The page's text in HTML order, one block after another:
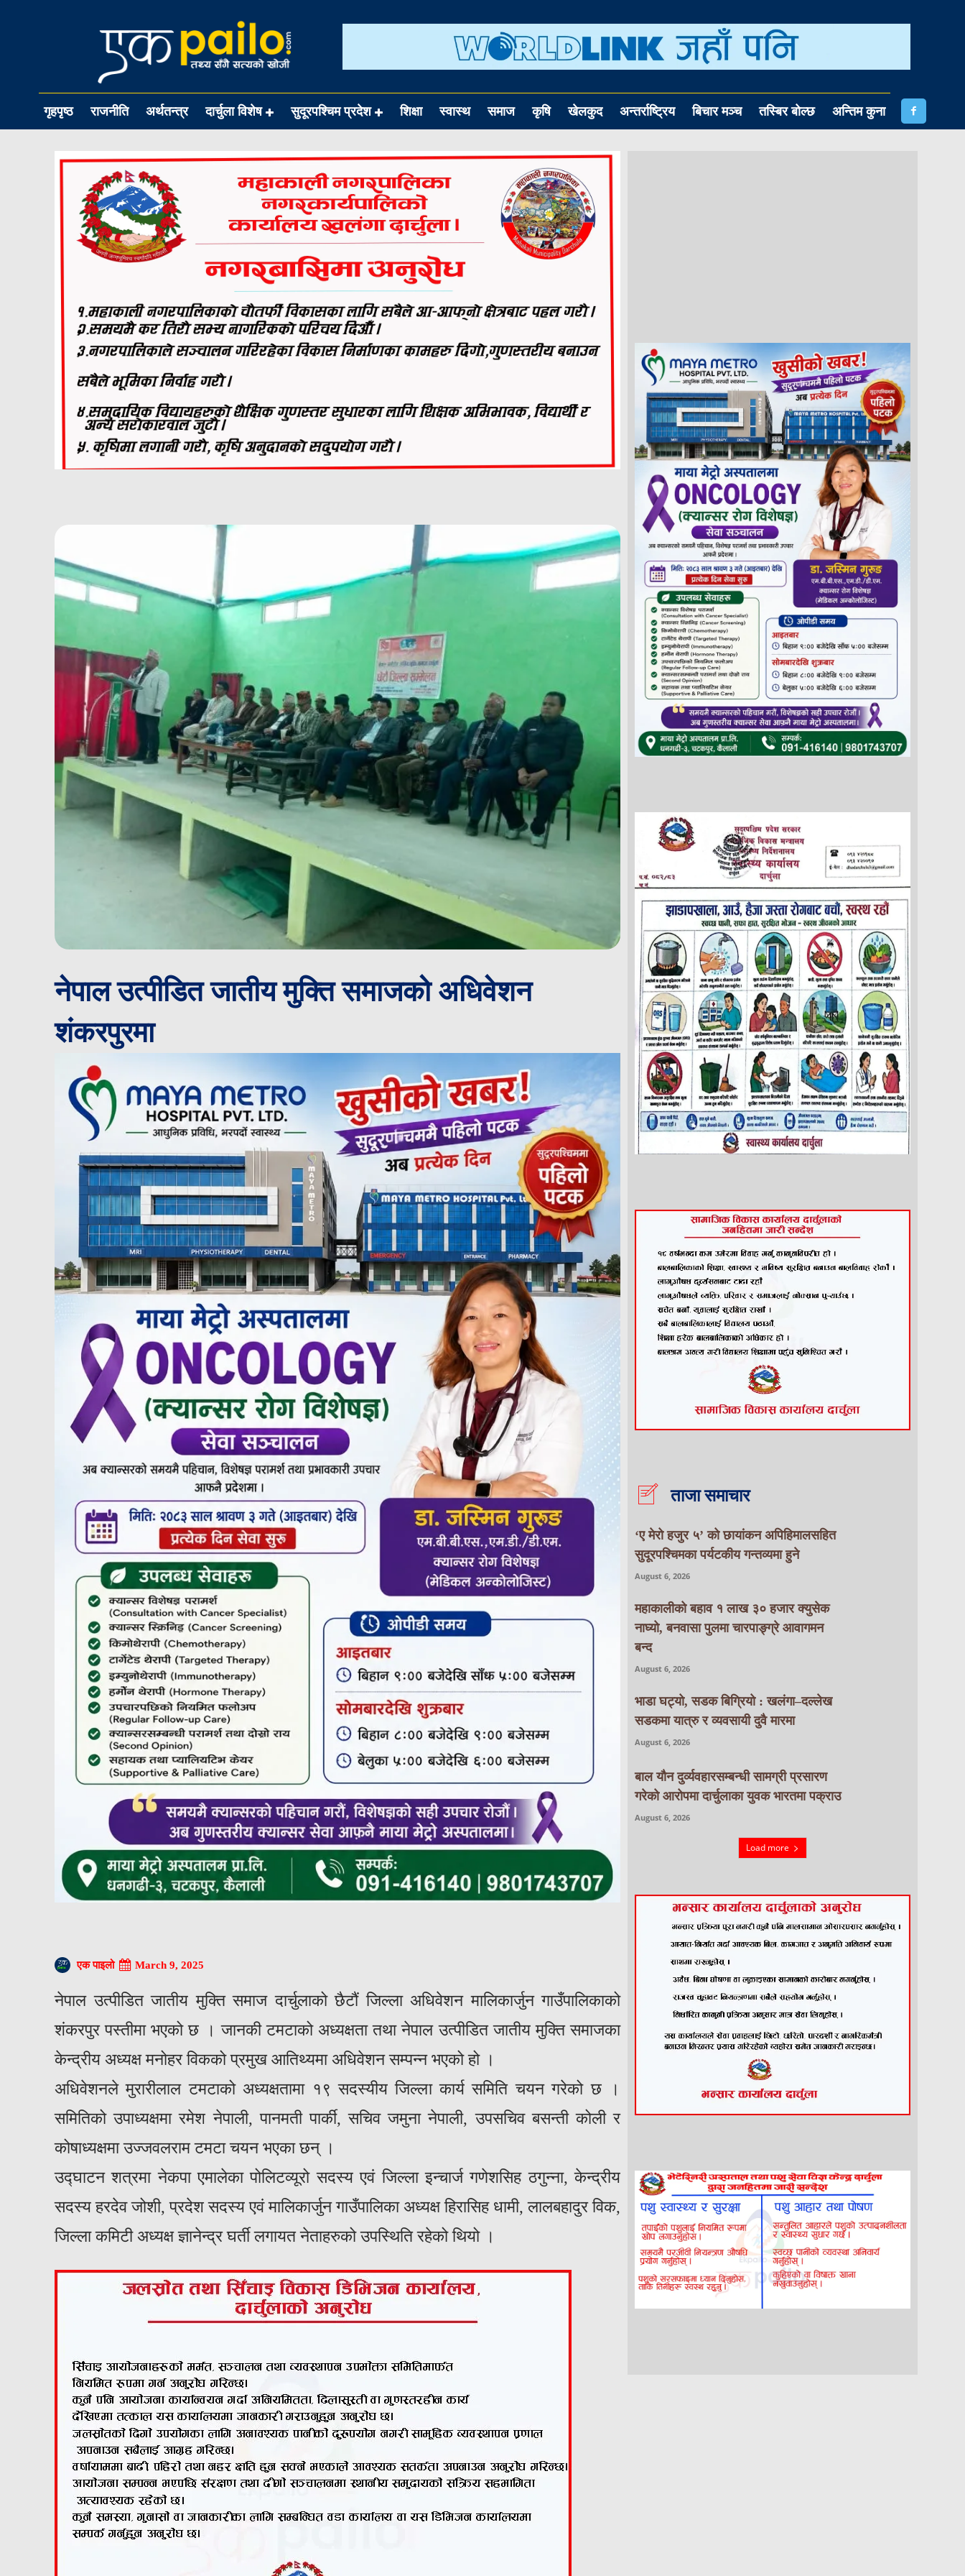
गृहपृष्ठ राजनीति अर्थतन्त्र दार्चुला विशेष सुदूरपश्चिम प्रदेश शिक्षा स्वास्थ समाज कृषि खेलकुद अन्तर्राष्ट्रिय बिचार मञ्च तस्बिर बोल्छ अन्तिम कुना
नेपाल उत्पीडित जातीय मुक्ति समाजको अधिवेशन
शंकरपुरमा
एक पाइलो March 9, 2025
नेपाल उत्पीडित जातीय मुक्ति समाज दार्चुलाको छैटौं जिल्ला अधिवेशन मालिकार्जुन गाउँपालिकाको
शंकरपुर पस्तीमा भएको छ । जानकी टमटाको अध्यक्षता तथा नेपाल उत्पीडित जातीय मुक्ति समाजका
केन्द्रीय अध्यक्ष मनोहर विकको प्रमुख आतिथ्यमा अधिवेशन सम्पन्न भएको हो ।
अधिवेशनले मुरारीलाल टमटाको अध्यक्षतामा १९ सदस्यीय जिल्ला कार्य समिति चयन गरेको छ ।
समितिको उपाध्यक्षमा रमेश नेपाली, पानमती पार्की, सचिव जमुना नेपाली, उपसचिव बसन्ती कोली र
कोषाध्यक्षमा उज्जवलराम टमटा चयन भएका छन् ।
उद्घाटन शत्रमा नेकपा एमालेका पोलिटव्यूरो सदस्य एवं जिल्ला इन्चार्ज गणेशसिह ठगुन्ना, केन्द्रीय
सदस्य हरदेव जोशी, प्रदेश सदस्य एवं मालिकार्जुन गाउँपालिका अध्यक्ष हिरासिह धामी, लालबहादुर विक,
जिल्ला कमिटी अध्यक्ष ज्ञानेन्द्र घर्ती लगायत नेताहरुको उपस्थिति रहेको थियो ।
ताजा समाचार
‘ए मेरो हजुर ५’ को छायांकन अपिहिमालसहित
सुदूरपश्चिमका पर्यटकीय गन्तव्यमा हुने
August 6, 2026
महाकालीको बहाव १ लाख ३० हजार क्युसेक
नाघ्यो, बनवासा पुलमा चारपाङ्ग्रे आवागमन
बन्द
August 6, 2026
भाडा घट्यो, सडक बिग्रियो : खलंगा–दल्लेख
सडकमा यात्रु र व्यवसायी दुवै मारमा
August 6, 2026
बाल यौन दुर्व्यवहारसम्बन्धी सामग्री प्रसारण
गरेको आरोपमा दार्चुलाका युवक भारतमा पक्राउ
August 6, 2026
Load more